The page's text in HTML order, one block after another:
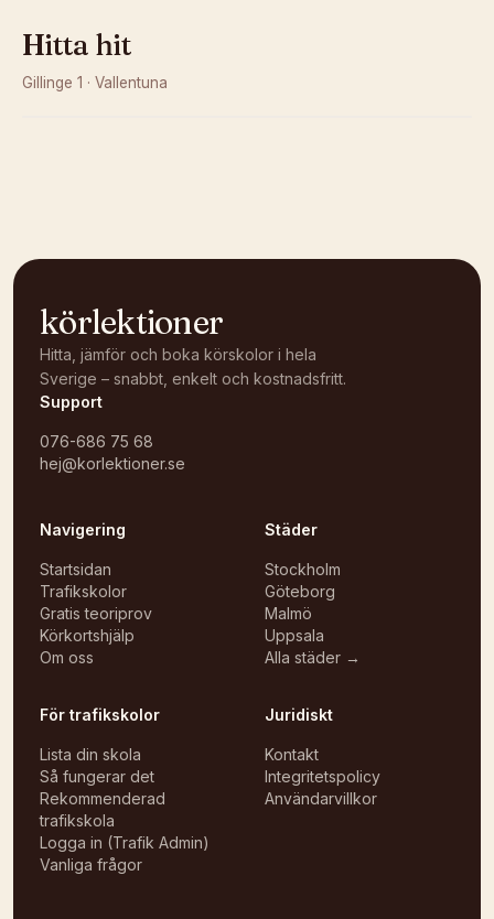
Hitta hit
Gillinge 1 · Vallentuna
körlektioner
Hitta, jämför och boka körskolor i hela
Sverige – snabbt, enkelt och kostnadsfritt.
Support
076-686 75 68
hej@korlektioner.se
Navigering
Startsidan
Trafikskolor
Gratis teoriprov
Körkortshjälp
Om oss
Städer
Stockholm
Göteborg
Malmö
Uppsala
Alla städer →
För trafikskolor
Lista din skola
Så fungerar det
Rekommenderad
trafikskola
Logga in (Trafik Admin)
Vanliga frågor
Juridiskt
Kontakt
Integritetspolicy
Användarvillkor